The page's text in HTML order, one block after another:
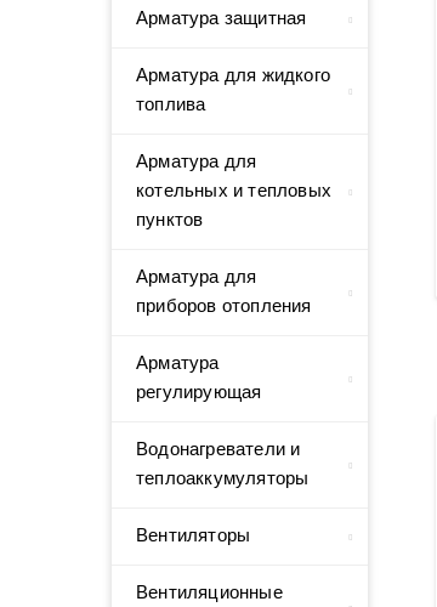
Арматура защитная
Арматура для жидкого
топлива
Арматура для
котельных и тепловых
пунктов
Арматура для
приборов отопления
Арматура
регулирующая
Водонагреватели и
теплоаккумуляторы
Вентиляторы
Вентиляционные